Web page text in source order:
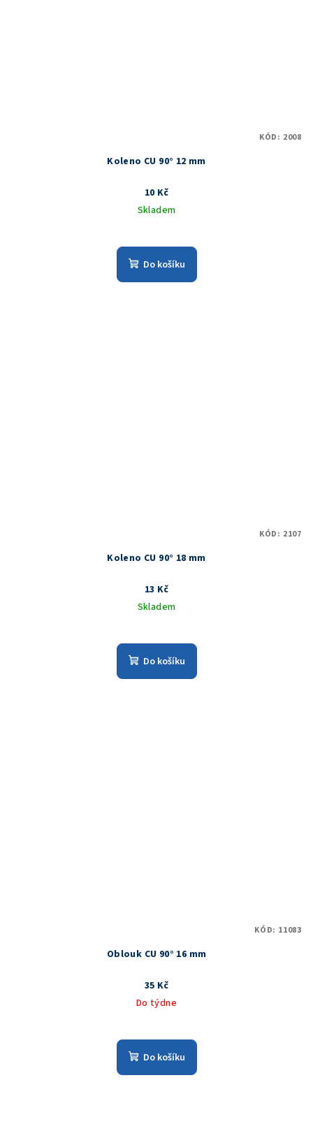
Koleno CU 90° 12 mm
10 Kč
Skladem
Do košíku
KÓD: 2008
Koleno CU 90° 18 mm
13 Kč
Skladem
Do košíku
KÓD: 2107
Oblouk CU 90° 16 mm
35 Kč
Do týdne
Do košíku
KÓD: 11083